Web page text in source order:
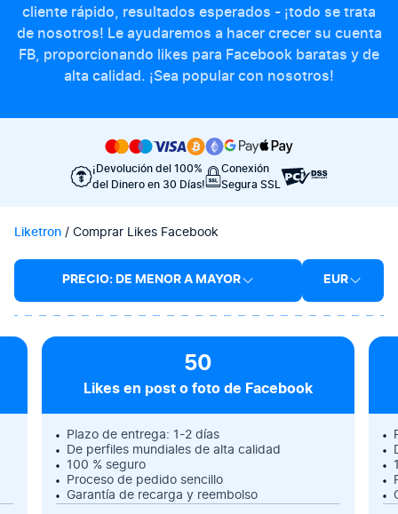
cliente rápido, resultados esperados - ¡todo se trata
de nosotros! Le ayudaremos a hacer crecer su cuenta
FB, proporcionando likes para Facebook baratas y de
alta calidad. ¡Sea popular con nosotros!
¡Devolución del 100%
del Dinero en 30 Días!
Conexión
Segura SSL
Liketron / Comprar Likes Facebook
PRECIO: DE MENOR A MAYOR EUR
50
Likes en post o foto de Facebook
Plazo de entrega: 1-2 días
De perfiles mundiales de alta calidad
100 % seguro
Proceso de pedido sencillo
Garantía de recarga y reembolso